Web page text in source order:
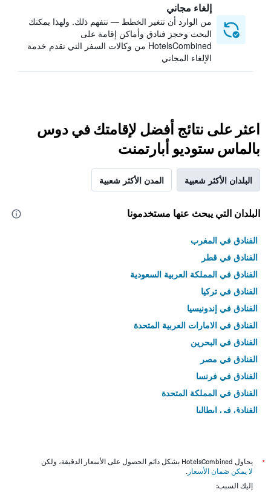
إلغاء مجاني
من الوارد أن تتغير الخطط — نتفهم ذلك. ولهذا يمكنك
البحث وحجز فنادق وأماكن إقامة على
HotelsCombined من وكالات السفر التي تقدم خدمة
الإلغاء المجاني
اعثر على نتائج أفضل لإقامتك في دوس
بالماس ستوديو أبارتمنت
البلدان الأكثر شعبية المدن الأكثر شعبية
البلدان التي يبحث عنها مستخدمونا
الفنادق في المغرب
الفنادق في قطر
الفنادق في المملكة العربية السعودية
الفنادق في تركيا
الفنادق في إندونيسيا
الفنادق في الامارات العربية المتحدة
الفنادق في البحرين
الفنادق في مصر
الفنادق في فرنسا
الفنادق في المملكة المتحدة
الفنادق في إيطاليا
*
يحاول HotelsCombined بشكل دائم الحصول على الأسعار الدقيقة، ولكن
لا يمكن ضمان الأسعار .
إليك السبب: